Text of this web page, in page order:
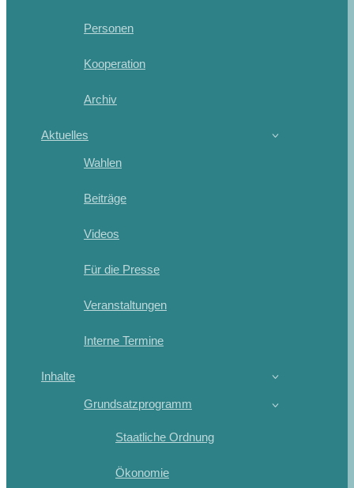
Personen
Kooperation
Archiv
Aktuelles
Wahlen
Beiträge
Videos
Für die Presse
Veranstaltungen
Interne Termine
Inhalte
Grundsatzprogramm
Staatliche Ordnung
Ökonomie